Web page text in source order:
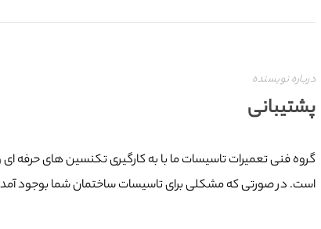
درباره نویسنده
پشتیبانی
است. در صورتی که مشکلی برای تاسیسات ساختمان شما بوجود آمده